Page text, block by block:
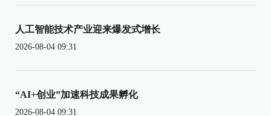
人工智能技术产业迎来爆发式增长
2026-08-04 09:31
“AI+创业”加速科技成果孵化
2026-08-04 09:31